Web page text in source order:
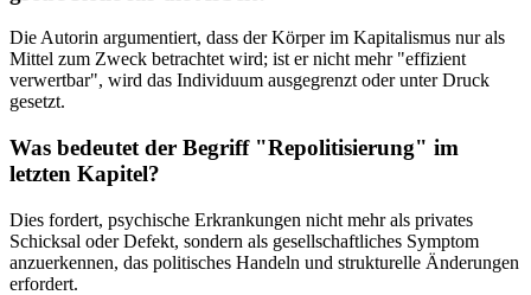
Die Autorin argumentiert, dass der Körper im Kapitalismus nur als
Mittel zum Zweck betrachtet wird; ist er nicht mehr "effizient
verwertbar", wird das Individuum ausgegrenzt oder unter Druck
gesetzt.
Was bedeutet der Begriff "Repolitisierung" im
letzten Kapitel?
Dies fordert, psychische Erkrankungen nicht mehr als privates
Schicksal oder Defekt, sondern als gesellschaftliches Symptom
anzuerkennen, das politisches Handeln und strukturelle Änderungen
erfordert.